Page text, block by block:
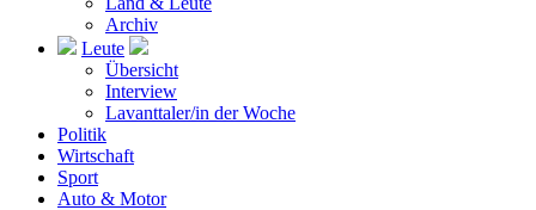
Archiv
Leute
Übersicht
Interview
Lavanttaler/in der Woche
Politik
Wirtschaft
Sport
Auto & Motor